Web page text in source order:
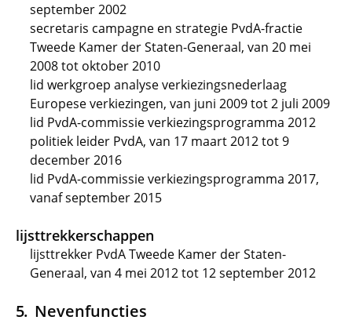
september 2002
secretaris campagne en strategie PvdA-fractie
Tweede Kamer der Staten-Generaal, van 20 mei
2008 tot oktober 2010
lid werkgroep analyse verkiezingsnederlaag
Europese verkiezingen, van juni 2009 tot 2 juli 2009
lid PvdA-commissie verkiezingsprogramma 2012
politiek leider PvdA, van 17 maart 2012 tot 9
december 2016
lid PvdA-commissie verkiezingsprogramma 2017,
vanaf september 2015
lijsttrekkerschappen
lijsttrekker PvdA Tweede Kamer der Staten-
Generaal, van 4 mei 2012 tot 12 september 2012
Nevenfuncties